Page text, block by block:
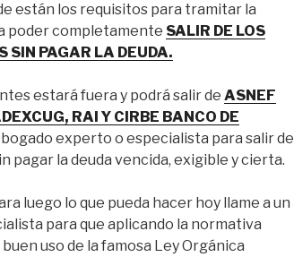
están los requisitos para tramitar la
poder completamente SALIR DE LOS
SIN PAGAR LA DEUDA.
estará fuera y podrá salir de ASNEF
RAI Y CIRBE BANCO DE
experto o especialista para salir de
pagar la deuda vencida, exigible y cierta.
luego lo que pueda hacer hoy llame a un
para que aplicando la normativa
uso de la famosa Ley Orgánica